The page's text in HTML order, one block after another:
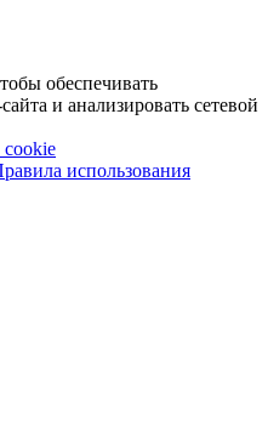
обеспечивать
и анализировать сетевой
cookie
использования